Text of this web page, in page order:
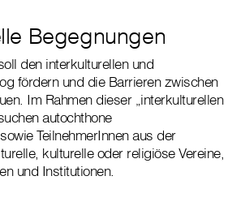
Begegnungen
den interkulturellen und
fördern und die Barrieren zwischen
Im Rahmen dieser „interkulturellen
autochthone
TeilnehmerInnen aus der
kulturelle oder religiöse Vereine,
und Institutionen.